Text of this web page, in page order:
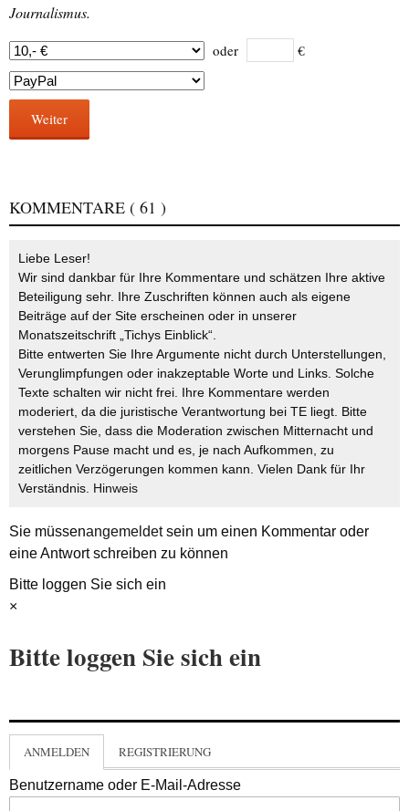
Journalismus.
oder €
Weiter
KOMMENTARE ( 61 )
Liebe Leser!
Wir sind dankbar für Ihre Kommentare und schätzen Ihre aktive
Beteiligung sehr. Ihre Zuschriften können auch als eigene
Beiträge auf der Site erscheinen oder in unserer
Monatszeitschrift „Tichys Einblick“.
Bitte entwerten Sie Ihre Argumente nicht durch Unterstellungen,
Verunglimpfungen oder inakzeptable Worte und Links. Solche
Texte schalten wir nicht frei. Ihre Kommentare werden
moderiert, da die juristische Verantwortung bei TE liegt. Bitte
verstehen Sie, dass die Moderation zwischen Mitternacht und
morgens Pause macht und es, je nach Aufkommen, zu
zeitlichen Verzögerungen kommen kann. Vielen Dank für Ihr
Verständnis. Hinweis
Sie müssenangemeldetsein um einen Kommentar oder
eine Antwort schreiben zu können
Bitte loggen Sie sich ein
×
Bitte loggen Sie sich ein
ANMELDEN REGISTRIERUNG
Benutzername oder E-Mail-Adresse